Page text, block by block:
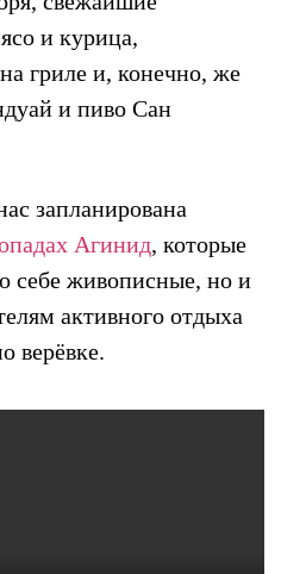
и курица,
гриле и, конечно, же
и пиво Сан
запланирована
Агинид, которые
себе живописные, но и
активного отдыха
верёвке.